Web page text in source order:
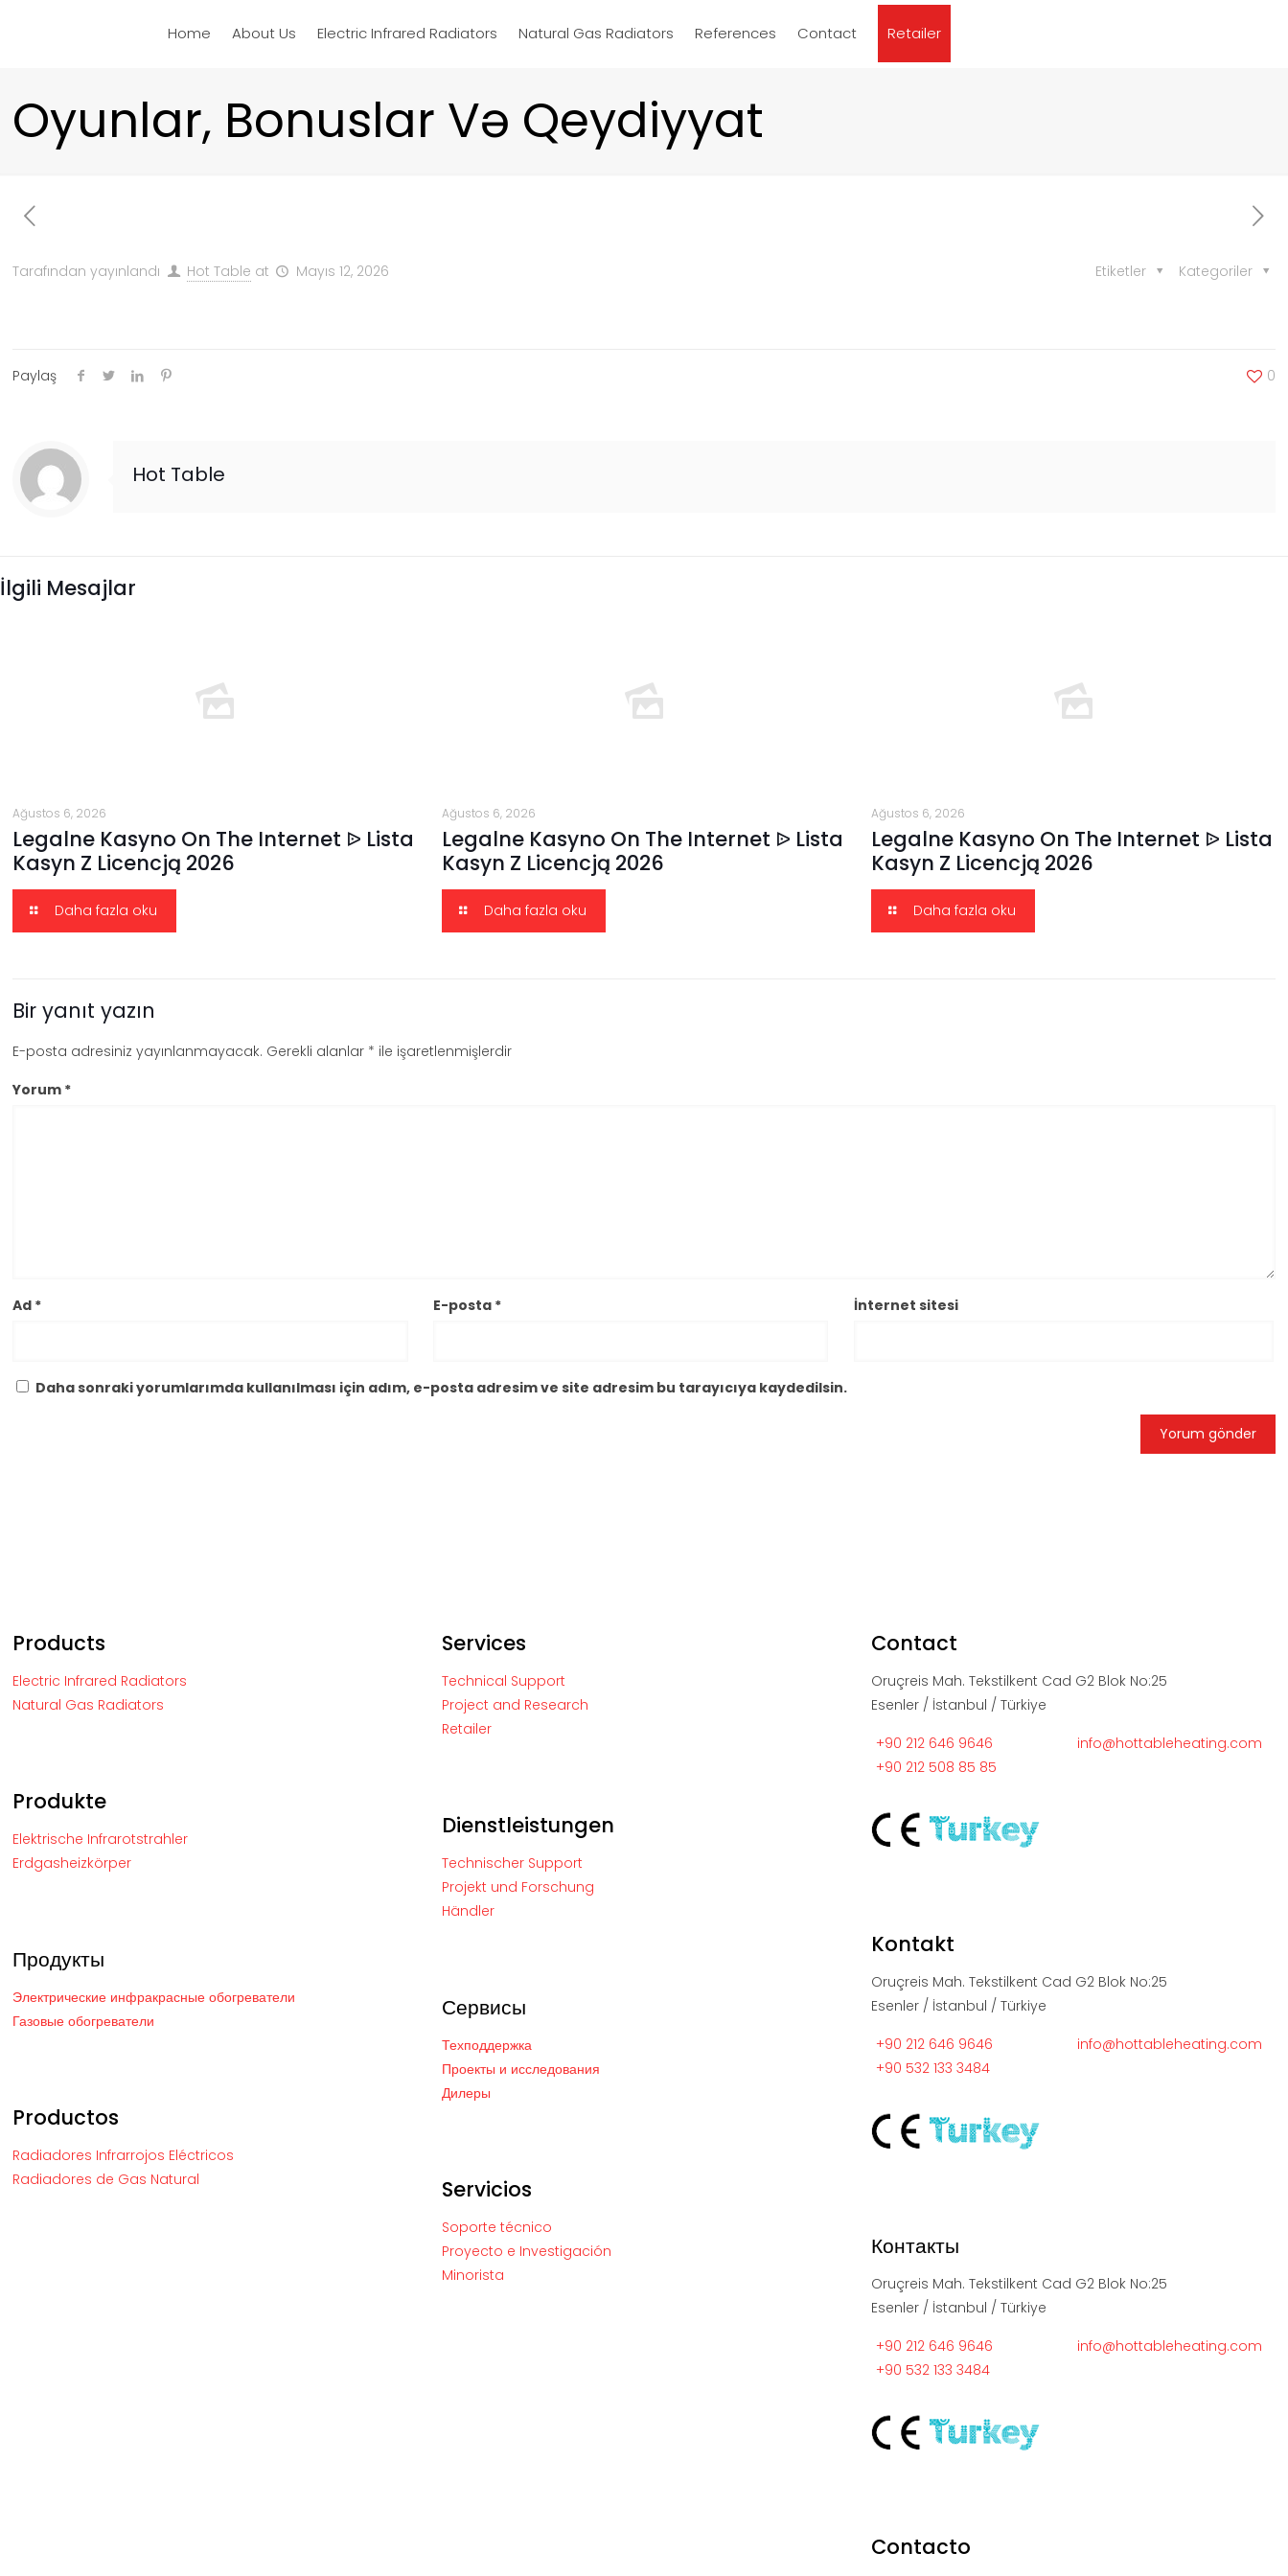
Home About Us Electric Infrared Radiators Natural Gas Radiators References Contact Retailer
Oyunlar, Bonuslar Və Qeydiyyat
Tarafından yayınlandı Hot Table at Mayıs 12, 2026 Kategoriler
Etiketler
Paylaş 0
Hot Table
İlgili Mesajlar
Ağustos 6, 2026
Legalne Kasyno On The Internet ᐉ Lista
Kasyn Z Licencją 2026
Daha fazla oku
Ağustos 6, 2026
Legalne Kasyno On The Internet ᐉ Lista
Kasyn Z Licencją 2026
Daha fazla oku
Ağustos 6, 2026
Legalne Kasyno On The Internet ᐉ Lista
Kasyn Z Licencją 2026
Daha fazla oku
Bir yanıt yazın
E-posta adresiniz yayınlanmayacak. Gerekli alanlar * ile işaretlenmişlerdir
Yorum *
Ad * E-posta * İnternet sitesi
Daha sonraki yorumlarımda kullanılması için adım, e-posta adresim ve site adresim bu tarayıcıya kaydedilsin.
Products
Electric Infrared Radiators
Natural Gas Radiators
Produkte
Elektrische Infrarotstrahler
Erdgasheizkörper
Продукты
Электрические инфракрасные обогреватели
Газовые обогреватели
Productos
Radiadores Infrarrojos Eléctricos
Radiadores de Gas Natural
Services
Technical Support
Project and Research
Retailer
Dienstleistungen
Technischer Support
Projekt und Forschung
Händler
Сервисы
Техподдержка
Проекты и исследования
Дилеры
Servicios
Soporte técnico
Proyecto e Investigación
Minorista
Contact
Oruçreis Mah. Tekstilkent Cad G2 Blok No:25
Esenler / İstanbul / Türkiye
+90 212 646 9646
+90 212 508 85 85
info@hottableheating.com
Kontakt
Oruçreis Mah. Tekstilkent Cad G2 Blok No:25
Esenler / İstanbul / Türkiye
+90 212 646 9646
+90 532 133 3484
info@hottableheating.com
Контакты
Oruçreis Mah. Tekstilkent Cad G2 Blok No:25
Esenler / İstanbul / Türkiye
+90 212 646 9646
+90 532 133 3484
info@hottableheating.com
Contacto